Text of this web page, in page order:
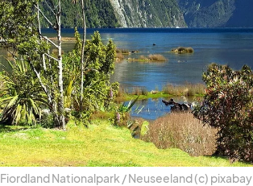
Fiord­land Na­tio­nal­park /​ Neu­see­land (c) pix­a­bay